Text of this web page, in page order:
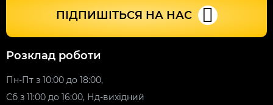
ПІДПИШІТЬСЯ НА НАС
Розклад роботи
Пн-Пт з 10:00 до 18:00,
Сб з 11:00 до 16:00, Нд-вихідний